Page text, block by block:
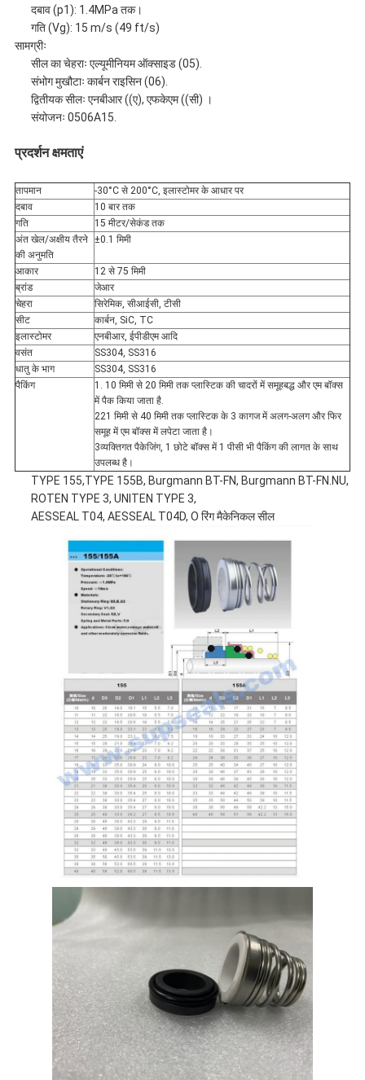
दबाव (p1): 1.4MPa तक।
गति (Vg): 15 m/s (49 ft/s)
सामग्रीः
सील का चेहराः एल्यूमीनियम ऑक्साइड (05).
संभोग मुखौटाः कार्बन राइसिन (06).
द्वितीयक सीलः एनबीआर ((ए), एफकेएम ((सी) ।
संयोजनः 0506A15.
प्रदर्शन क्षमताएं
तापमान
-30°C से 200°C, इलास्टोमर के आधार पर
दबाव
10 बार तक
गति
15 मीटर/सेकंड तक
अंत खेल/अक्षीय तैरने
की अनुमति
±0.1 मिमी
आकार
12 से 75 मिमी
ब्रांड
जेआर
चेहरा
सिरेमिक, सीआईसी, टीसी
सीट
कार्बन, SiC, TC
इलास्टोमर
एनबीआर, ईपीडीएम आदि
वसंत
SS304, SS316
धातु के भाग
SS304, SS316
पैकिंग
1. 10 मिमी से 20 मिमी तक प्लास्टिक की चादरों में समूहबद्ध और एम बॉक्स
में पैक किया जाता है.
221 मिमी से 40 मिमी तक प्लास्टिक के 3 कागज में अलग-अलग और फिर
समूह में एम बॉक्स में लपेटा जाता है।
3व्यक्तिगत पैकेजिंग, 1 छोटे बॉक्स में 1 पीसी भी पैकिंग की लागत के साथ
उपलब्ध है।
TYPE 155,TYPE 155B, Burgmann BT-FN, Burgmann BT-FN.NU,
ROTEN TYPE 3, UNITEN TYPE 3,
AESSEAL T04, AESSEAL T04D, O रिंग मैकेनिकल सील